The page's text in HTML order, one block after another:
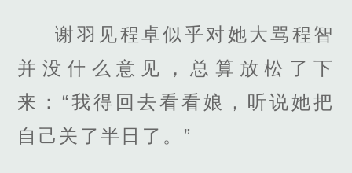
谢羽见程卓似乎对她大骂程智
并没什么意见，总算放松了下
来：“我得回去看看娘，听说她把
自己关了半日了。”